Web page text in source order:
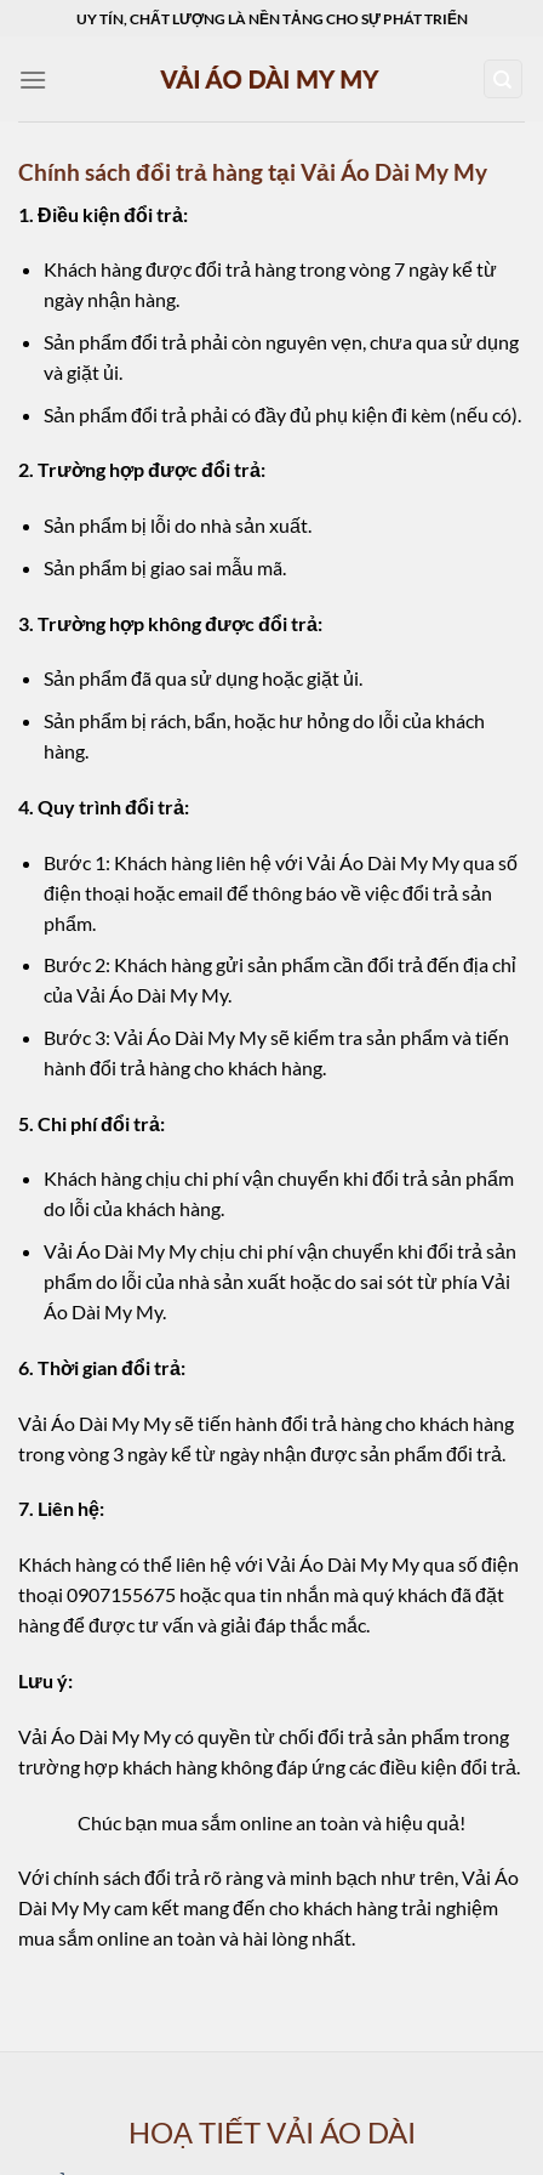
content
UY TÍN, CHẤT LƯỢNG LÀ NỀN TẢNG CHO SỰ PHÁT TRIỂN
Chính sách đổi trả hàng tại Vải Áo Dài My My
1. Điều kiện đổi trả:
Khách hàng được đổi trả hàng trong vòng 7 ngày kể từ
ngày nhận hàng.
Sản phẩm đổi trả phải còn nguyên vẹn, chưa qua sử dụng
và giặt ủi.
Sản phẩm đổi trả phải có đầy đủ phụ kiện đi kèm (nếu có).
2. Trường hợp được đổi trả:
Sản phẩm bị lỗi do nhà sản xuất.
Sản phẩm bị giao sai mẫu mã.
3. Trường hợp không được đổi trả:
Sản phẩm đã qua sử dụng hoặc giặt ủi.
Sản phẩm bị rách, bẩn, hoặc hư hỏng do lỗi của khách
hàng.
4. Quy trình đổi trả:
Bước 1: Khách hàng liên hệ với Vải Áo Dài My My qua số
điện thoại hoặc email để thông báo về việc đổi trả sản
phẩm.
Bước 2: Khách hàng gửi sản phẩm cần đổi trả đến địa chỉ
của Vải Áo Dài My My.
Bước 3: Vải Áo Dài My My sẽ kiểm tra sản phẩm và tiến
hành đổi trả hàng cho khách hàng.
5. Chi phí đổi trả:
Khách hàng chịu chi phí vận chuyển khi đổi trả sản phẩm
do lỗi của khách hàng.
Vải Áo Dài My My chịu chi phí vận chuyển khi đổi trả sản
phẩm do lỗi của nhà sản xuất hoặc do sai sót từ phía Vải
Áo Dài My My.
6. Thời gian đổi trả:
Vải Áo Dài My My sẽ tiến hành đổi trả hàng cho khách hàng
trong vòng 3 ngày kể từ ngày nhận được sản phẩm đổi trả.
7. Liên hệ:
Khách hàng có thể liên hệ với Vải Áo Dài My My qua số điện
thoại 0907155675 hoặc qua tin nhắn mà quý khách đã đặt
hàng để được tư vấn và giải đáp thắc mắc.
Lưu ý:
Vải Áo Dài My My có quyền từ chối đổi trả sản phẩm trong
trường hợp khách hàng không đáp ứng các điều kiện đổi trả.
Chúc bạn mua sắm online an toàn và hiệu quả!
Với chính sách đổi trả rõ ràng và minh bạch như trên, Vải Áo
Dài My My cam kết mang đến cho khách hàng trải nghiệm
mua sắm online an toàn và hài lòng nhất.
HOẠ TIẾT VẢI ÁO DÀI